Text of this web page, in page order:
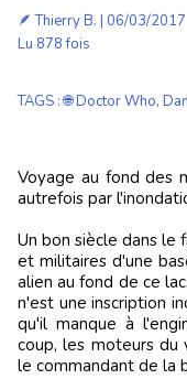
🪶Thierry B. | 06/03/2017
Lu 878 fois
TAGS :🌐 Doctor Who,
Voyage au fond des mers. Ou plutôt, au fond d'un lac, créé
autrefois par
Un bon siècle dans le
et militaires d'une
alien au fond de ce
n'est une inscription
qu'il manque à
coup, les moteurs
le commandant de la